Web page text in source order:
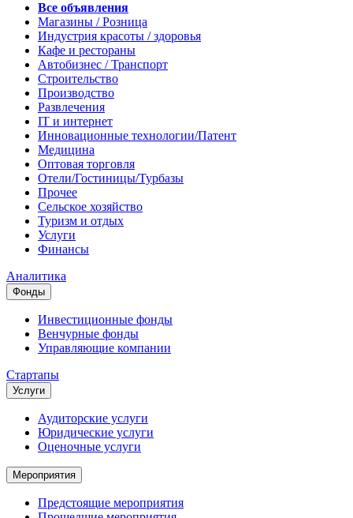
Все объявления
Магазины / Розница
Индустрия красоты / здоровья
Кафе и рестораны
Автобизнес / Транспорт
Строительство
Производство
Развлечения
IT и интернет
Инновационные технологии/Патент
Медицина
Оптовая торговля
Отели/Гостиницы/Турбазы
Прочее
Сельское хозяйство
Туризм и отдых
Услуги
Финансы
Аналитика
Фонды
Инвестиционные фонды
Венчурные фонды
Управляющие компании
Стартапы
Услуги
Аудиторские услуги
Юридические услуги
Оценочные услуги
Мероприятия
Предстоящие мероприятия